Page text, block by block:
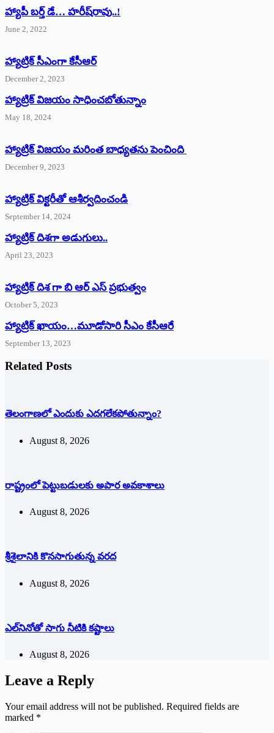
హ్యాపీ బర్త్ ‌డే… హరీష్‌రావు..!
June 2, 2022
హ్యాట్రిక్‌ ‌సీఎంగా కేసీఆర్‌
December 2, 2023
హ్యాట్రిక్‌ విజయం సాధించబోతున్నాం
May 18, 2024
హ్యాట్రిక్ విజయం మరింత బాధ్యతను పెంచింది
December 9, 2023
హ్యాట్రిక్‌ ‌విక్టరీతో ఆశీర్వదించండి
September 14, 2024
‌హ్యాట్రిక్‌ ‌దిశగా అడుగులు..
April 23, 2023
హ్యాట్రిక్ దిశ గా బి ఆర్ ఎస్ ప్రభుత్వం
October 5, 2023
హ్యాట్రిక్‌ ‌ఖాయం…మూడోసారి సీఎం కేసీఆరే
September 13, 2023
Related Posts
తెలంగాణలో ఎందుకు ఎదగలేకపోతున్నాం?
August 8, 2026
రాష్ట్రంలో పెట్టుబడులకు అపార అవకాశాలు
August 8, 2026
శ్రీశైలానికి కొనసాగుతున్న వరద
August 8, 2026
ఎల్‌నినోతో సాగు నీటికి కష్టాలు
August 8, 2026
Leave a Reply
Your email address will not be published. Required fields are
marked *